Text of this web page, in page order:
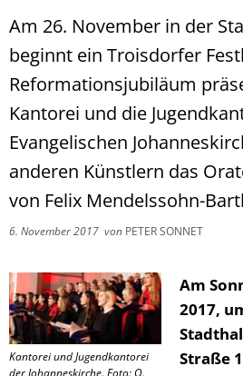
Am 26. November in der
beginnt ein Troisdorfer
Reformationsjubiläum
Kantorei und die
Evangelischen
anderen Künstlern das
von Felix Mendelssohn-
6. November 2017 von PETER SONNET
Kantorei und Jugendkantorei
der Johanneskirche. Foto: O.
Am
2017,
Straße